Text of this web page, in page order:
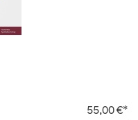
55,00 €*